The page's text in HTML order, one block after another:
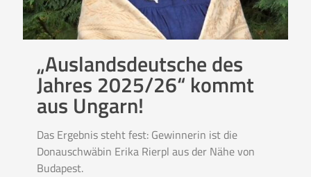
„Auslandsdeutsche des
Jahres 2025/26“ kommt
aus Ungarn!
Das Ergebnis steht fest: Gewinnerin ist die
Donauschwäbin Erika Rierpl aus der Nähe von
Budapest.